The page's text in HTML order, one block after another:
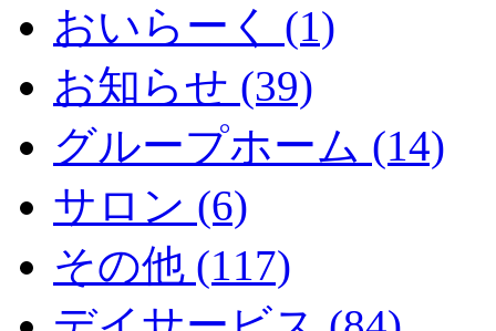
おいらーく (1)
お知らせ (39)
グループホーム (14)
サロン (6)
その他 (117)